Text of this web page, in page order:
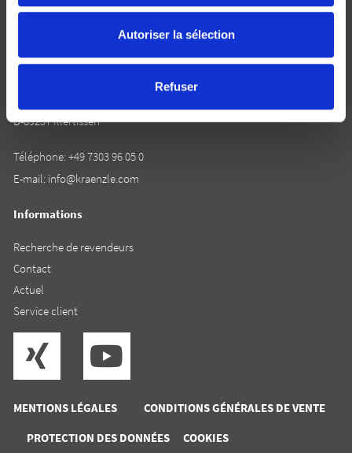
Autoriser la sélection
Refuser
MENTIONS LÉGALES
CONDITIONS GÉNÉRALES DE VENTE
PROTECTION DES DONNÉES
COOKIES
Josef Kränzle GmbH & Co. KG
D-89257 Illertissen
Téléphone: +49 7303 96 05 0
E-mail: info@kraenzle.com
Informations
Recherche de revendeurs
Contact
Actuel
Service client